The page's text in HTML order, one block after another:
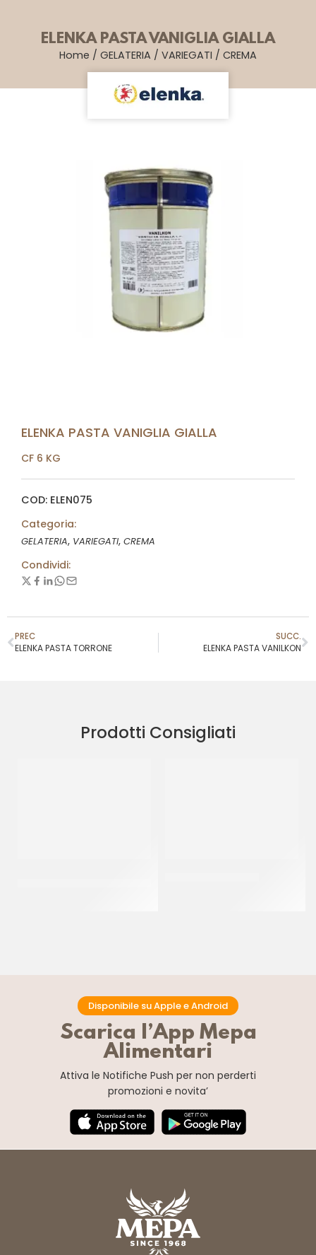
ELENKA PASTA VANIGLIA GIALLA
Home / GELATERIA / VARIEGATI / CREMA
ELENKA PASTA VANIGLIA GIALLA
CF 6 KG
COD: ELEN075
Categoria:
GELATERIA, VARIEGATI, CREMA
Condividi:
PREC
ELENKA PASTA TORRONE
SUCC.
ELENKA PASTA VANILKON
Prodotti Consigliati
Disponibile su Apple e Android
Scarica l’App Mepa
Alimentari
Attiva le Notifiche Push per non perderti
promozioni e novita’